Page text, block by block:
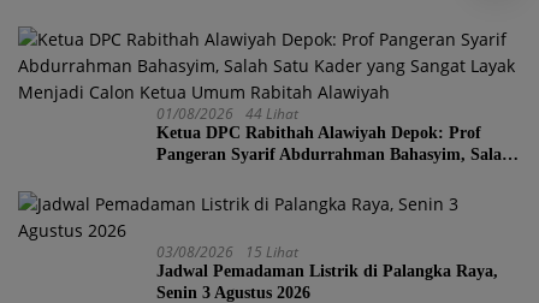
01/08/2026 44 Lihat
Ketua DPC Rabithah Alawiyah Depok: Prof
Pangeran Syarif Abdurrahman Bahasyim, Salah
Ketua Umum Rabitah Alawiyah
03/08/2026 15 Lihat
Jadwal Pemadaman Listrik di Palangka Raya,
Senin 3 Agustus 2026